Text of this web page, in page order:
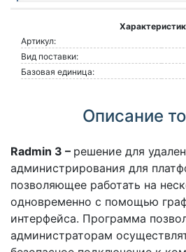
Артикул:
Вид поставки:
Базовая единица:
Описание
Radmin 3 – решение для
администрирования для
позволяющее работать на
одновременно с помощью
интерфейса. Программа
администраторам